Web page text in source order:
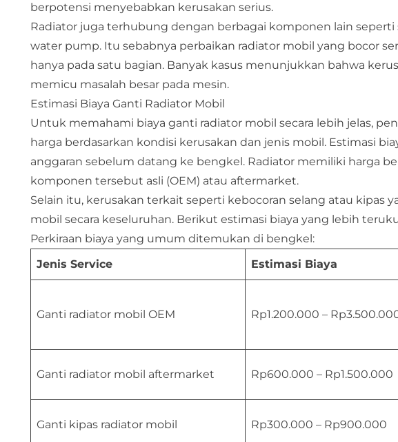
berpotensi menyebabkan kerusakan serius.
Radiator juga terhubung dengan berbagai komponen lain
water pump. Itu sebabnya perbaikan radiator mobil yang bocor
hanya pada satu bagian. Banyak kasus menunjukkan bahwa
memicu masalah besar pada mesin.
Estimasi Biaya Ganti Radiator Mobil
Untuk memahami biaya ganti radiator mobil secara lebih jelas,
harga berdasarkan kondisi kerusakan dan jenis mobil. Estimasi
anggaran sebelum datang ke bengkel. Radiator memiliki harga
komponen tersebut asli (OEM) atau aftermarket.
Selain itu, kerusakan terkait seperti kebocoran selang atau kipas
mobil secara keseluruhan. Berikut estimasi biaya yang lebih
Perkiraan biaya yang umum ditemukan di bengkel:
Jenis Service
Estimasi Biaya
Ganti radiator mobil OEM Rp1.200.000 –
Ganti radiator mobil aftermarket Rp600.000 – Rp1.500.000
Ganti kipas radiator mobil Rp300.000 – Rp900.000